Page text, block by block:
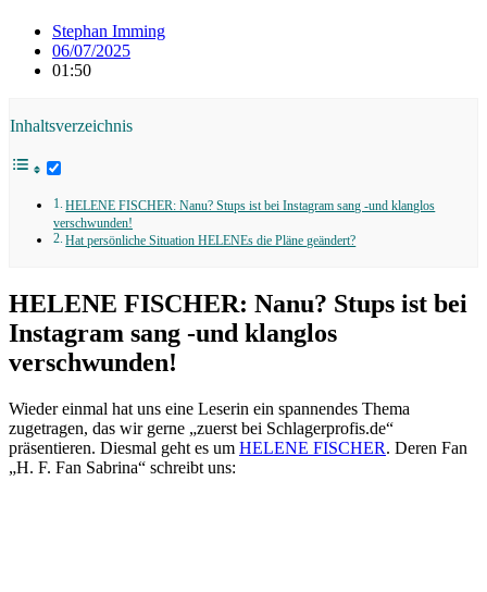
Stephan Imming
06/07/2025
01:50
Inhaltsverzeichnis
HELENE FISCHER: Nanu? Stups ist bei Instagram sang -und klanglos
verschwunden!
Hat persönliche Situation HELENEs die Pläne geändert?
HELENE FISCHER: Nanu? Stups ist bei
Instagram sang -und klanglos
verschwunden!
Wieder einmal hat uns eine Leserin ein spannendes Thema
zugetragen, das wir gerne „zuerst bei Schlagerprofis.de“
präsentieren. Diesmal geht es um HELENE FISCHER. Deren Fan
„H. F. Fan Sabrina“ schreibt uns: